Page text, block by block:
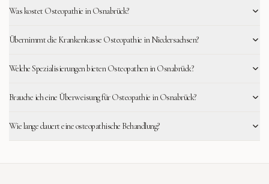
Was kostet Osteopathie in Osnabrück?
Übernimmt die Krankenkasse Osteopathie in Niedersachsen?
Welche Spezialisierungen bieten Osteopathen in Osnabrück?
Brauche ich eine Überweisung für Osteopathie in Osnabrück?
Wie lange dauert eine osteopathische Behandlung?